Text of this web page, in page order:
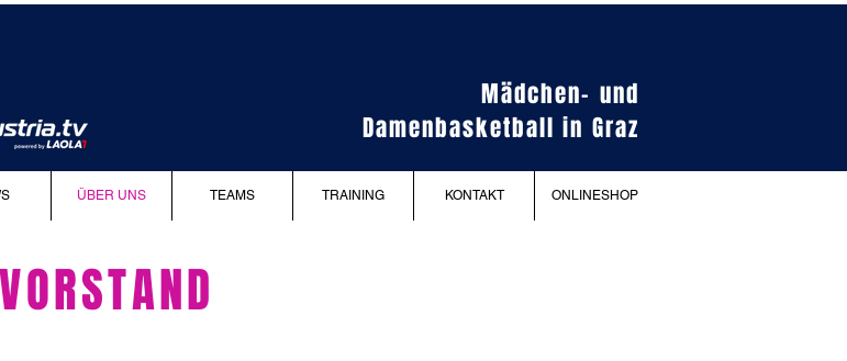
Mädchen- und
Damenbasketball in Graz
ÜBER UNS TEAMS TRAINING KONTAKT ONLINESHOP
VORSTAND